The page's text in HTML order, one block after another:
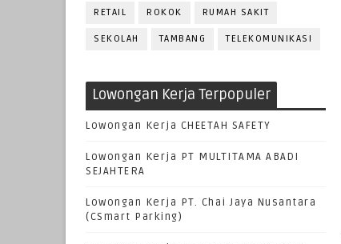
RETAIL ROKOK RUMAH SAKIT
SEKOLAH TAMBANG TELEKOMUNIKASI
Lowongan Kerja Terpopuler
Lowongan Kerja CHEETAH SAFETY
Lowongan Kerja PT MULTITAMA ABADI
SEJAHTERA
Lowongan Kerja PT. Chai Jaya Nusantara
(CSmart Parking)